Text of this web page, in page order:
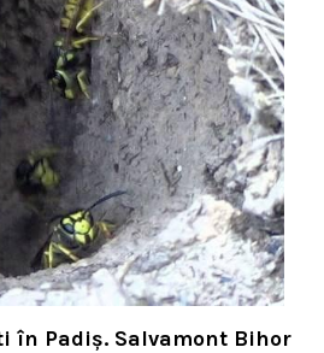
în Padiș. Salvamont Bihor